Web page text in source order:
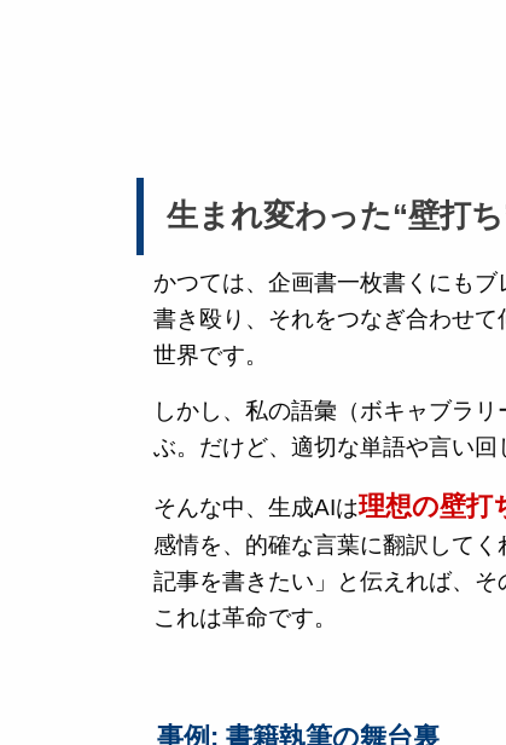
生まれ変わった“壁打
かつては、企画書一枚書くにも
書き殴り、それをつなぎ合わせて
世界です。
しかし、私の語彙（ボキャブラ
ぶ。だけど、適切な単語や言い回
そんな中、生成AIは理想の壁打
感情を、的確な言葉に翻訳して
記事を書きたい」と伝えれば、
これは革命です。
事例: 書籍執筆の舞台裏